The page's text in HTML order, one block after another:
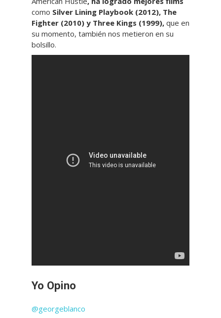
como Silver Lining Playbook (2012), The
Fighter (2010) y Three Kings (1999), que en
su momento, también nos metieron en su
bolsillo.
Yo Opino
@georgeblanco